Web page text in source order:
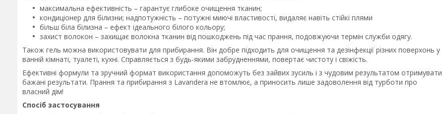
максимальна ефективність – гарантує глибоке очищення тканин;
кондиціонер для білизни; надпотужність – потужні миючі властивості, видаляє навіть стійкі плями
більш біла білизна – ефект ідеального білого кольору;
захист волокон – захищає волокна тканин від пошкоджень під час прання, подовжуючи термін служби одягу.
Також гель можна використовувати для прибирання. Він добре підходить для очищення та дезінфекції різних поверхонь у
ванній кімнаті, туалеті, кухні. Справляється з будь-якими забрудненнями, повертає чистоту і свіжість.
Ефективні формули та зручний формат використання допоможуть без зайвих зусиль і з чудовим результатом отримувати
бажані результати. Прання та прибирання з Lavandera не втомлює, а приносить лише задоволення від турботи про
власний дім!
Спосіб застосування